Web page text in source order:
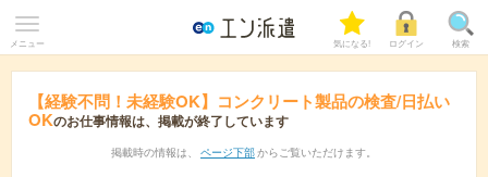
メニュー 気になる! ログイン 検索
【経験不問！未経験OK】コンクリート製品の検査/日払い
OKのお仕事情報は、掲載が終了しています
掲載時の情報は、 ページ下部 からご覧いただけます。